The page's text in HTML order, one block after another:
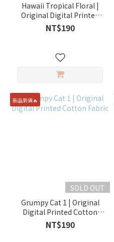
Hawaii Tropical Floral |
Original Digital Printed
Cotton Fabric
NT$190
新品到貨🔥
SOLD OUT
Grumpy Cat 1 | Original
Digital Printed Cotton
Fabric
NT$190